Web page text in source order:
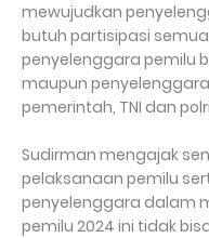
mewujudkan
butuh partisipasi
penyelenggara pemilu
maupun
pemerintah, TNI dan
Sudirman mengajak
pelaksanaan pemilu
penyelenggara dalam
pemilu 2024 ini tidak